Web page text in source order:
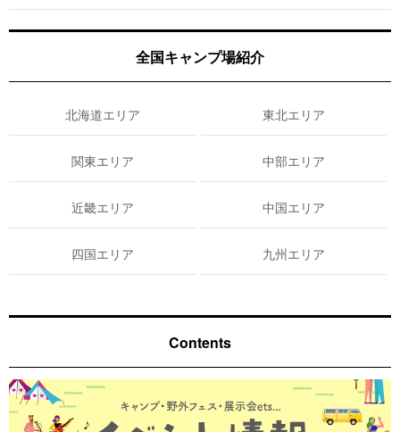
全国キャンプ場紹介
北海道エリア 東北エリア
関東エリア 中部エリア
近畿エリア 中国エリア
四国エリア 九州エリア
Contents